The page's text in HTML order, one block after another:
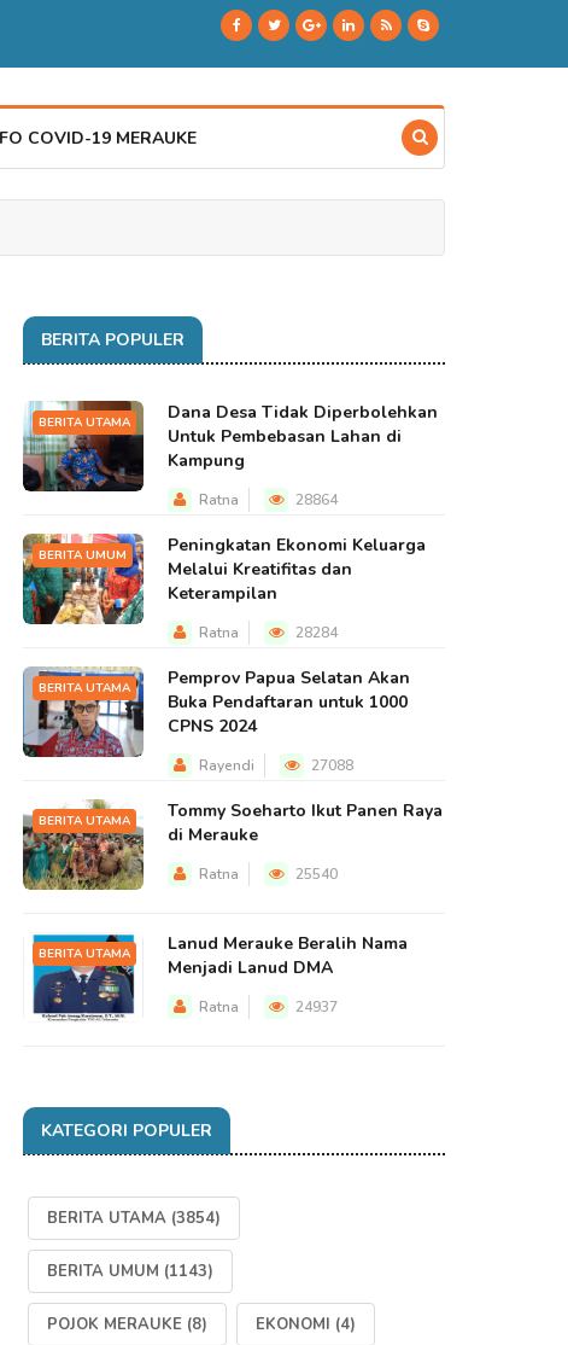
COVID-19 MERAUKE
BERITA POPULER
BERITA UTAMA
Dana Desa Tidak Diperbolehkan
Untuk Pembebasan Lahan di
Kampung
Ratna 28864
BERITA UMUM
Peningkatan Ekonomi Keluarga
Melalui Kreatifitas dan
Keterampilan
Ratna 28284
BERITA UTAMA
Pemprov Papua Selatan Akan
Buka Pendaftaran untuk 1000
CPNS 2024
Rayendi 27088
BERITA UTAMA
Tommy Soeharto Ikut Panen Raya
di Merauke
Ratna 25540
BERITA UTAMA
Lanud Merauke Beralih Nama
Menjadi Lanud DMA
Ratna 24937
KATEGORI POPULER
BERITA UTAMA (3854)
BERITA UMUM (1143)
POJOK MERAUKE (8) EKONOMI (4)